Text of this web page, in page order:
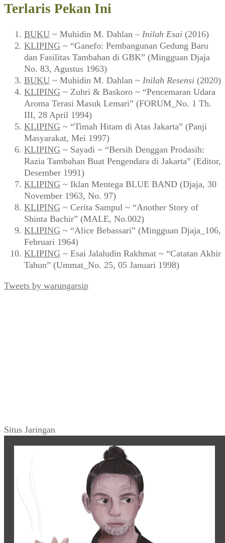
Terlaris Pekan Ini
BUKU ~ Muhidin M. Dahlan – Inilah Esai (2016)
KLIPING ~ “Ganefo: Pembangunan Gedung Baru
dan Fasilitas Tambahan di GBK” (Mingguan Djaja
No. 83, Agustus 1963)
BUKU ~ Muhidin M. Dahlan ~ Inilah Resensi (2020)
KLIPING ~ Zuhri & Baskoro ~ “Pencemaran Udara
Aroma Terasi Masuk Lemari” (FORUM_No. 1 Th.
III, 28 April 1994)
KLIPING ~ “Timah Hitam di Atas Jakarta” (Panji
Masyarakat, Mei 1997)
KLIPING ~ Sayadi ~ “Bersih Denggan Prodasih:
Razia Tambahan Buat Pengendara di Jakarta” (Editor,
Desember 1991)
KLIPING ~ Iklan Mentega BLUE BAND (Djaja, 30
November 1963, No. 97)
KLIPING ~ Cerita Sampul ~ “Another Story of
Shinta Bachir” (MALE, No.002)
KLIPING ~ “Alice Bebassari” (Mingguan Djaja_106,
Februari 1964)
KLIPING ~ Esai Jalaludin Rakhmat ~ “Catatan Akhir
Tahun” (Ummat_No. 25, 05 Januari 1998)
Tweets by warungarsip
Situs Jaringan